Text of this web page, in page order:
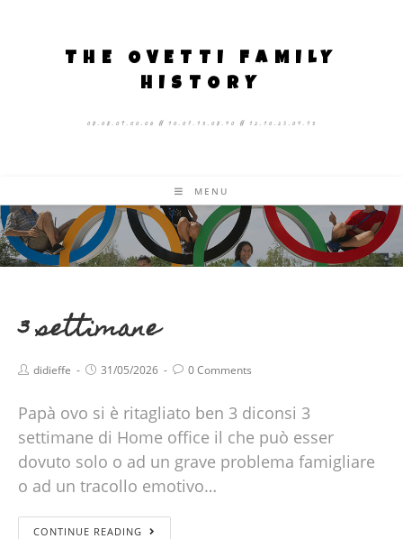
THE OVETTI FAMILY
HISTORY
08.08.09.00.06 # 10.07.13.08.40 # 12.10.25.04.13
MENU
3 settimane
didieffe 31/05/2026 0 Comments
Papà ovo si è ritagliato ben 3 diconsi 3
settimane di Home office il che può esser
dovuto solo o ad un grave problema famigliare
o ad un tracollo emotivo…
CONTINUE READING